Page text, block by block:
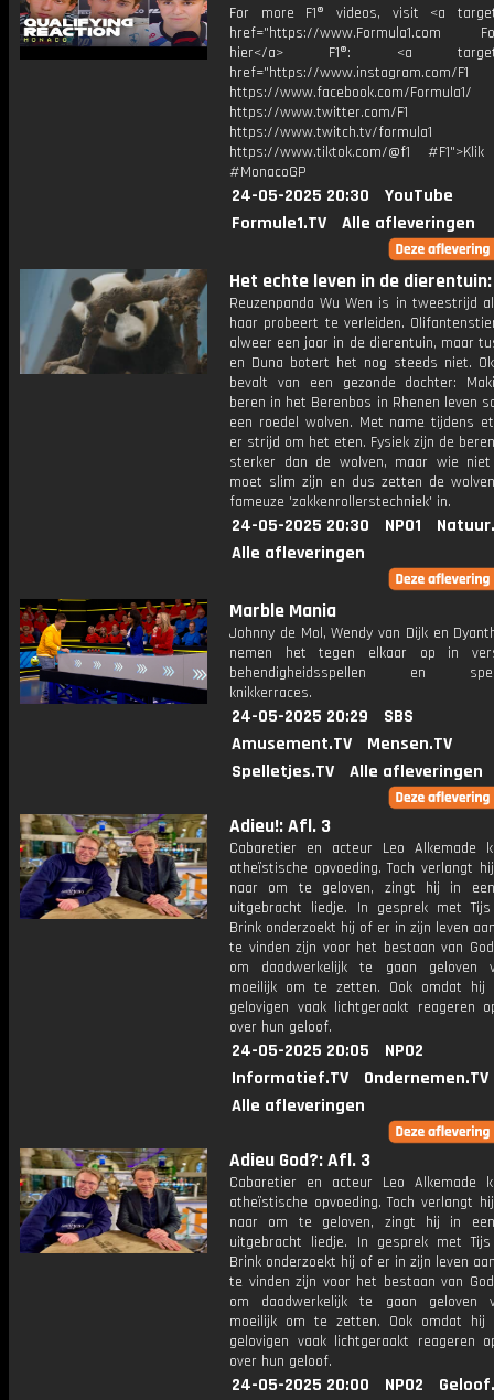
For more F1® videos, visit <a
href="https://www.Formula1.com
hier</a> F1®: <a
href="https://www.instagram.com/F1
https://www.facebook.com/Formula1/
https://www.twitter.com/F1
https://www.twitch.tv/formula1
https://www.tiktok.com/@f1
#MonacoGP
24-05-2025 20:30
YouTube
Formule1.TV
Alle afleveringen
Het echte leven in de
Reuzenpanda Wu Wen is in tweestrijd
haar probeert te verleiden.
alweer een jaar in de dierentuin, maar
en Duna botert het nog steeds niet.
bevalt van een gezonde dochter:
beren in het Berenbos in Rhenen leven
een roedel wolven. Met name tijdens
er strijd om het eten. Fysiek zijn de
sterker dan de wolven, maar wie
moet slim zijn en dus zetten de
fameuze 'zakkenrollerstechniek' in.
24-05-2025 20:30 NPO1
Alle afleveringen
Marble Mania
Johnny de Mol, Wendy van Dijk en
nemen het tegen elkaar op in
behendigheidsspellen en
knikkerraces.
24-05-2025 20:29
SBS
Amusement.TV
Mensen.TV
Spelletjes.TV
Alle afleveringen
Adieu!: Afl. 3
Cabaretier en acteur Leo Alkemade
atheïstische opvoeding. Toch verlangt
naar om te geloven, zingt hij in
uitgebracht liedje. In gesprek met
Brink onderzoekt hij of er in zijn leven
te vinden zijn voor het bestaan van
om daadwerkelijk te gaan geloven
moeilijk om te zetten. Ook omdat hij
gelovigen vaak lichtgeraakt reageren
over hun geloof.
24-05-2025 20:05
NPO2
Informatief.TV
Ondernemen.TV
Alle afleveringen
Adieu God?: Afl. 3
Cabaretier en acteur Leo Alkemade
atheïstische opvoeding. Toch verlangt
naar om te geloven, zingt hij in
uitgebracht liedje. In gesprek met
Brink onderzoekt hij of er in zijn leven
te vinden zijn voor het bestaan van
om daadwerkelijk te gaan geloven
moeilijk om te zetten. Ook omdat hij
gelovigen vaak lichtgeraakt reageren
over hun geloof.
24-05-2025 20:00 NPO2